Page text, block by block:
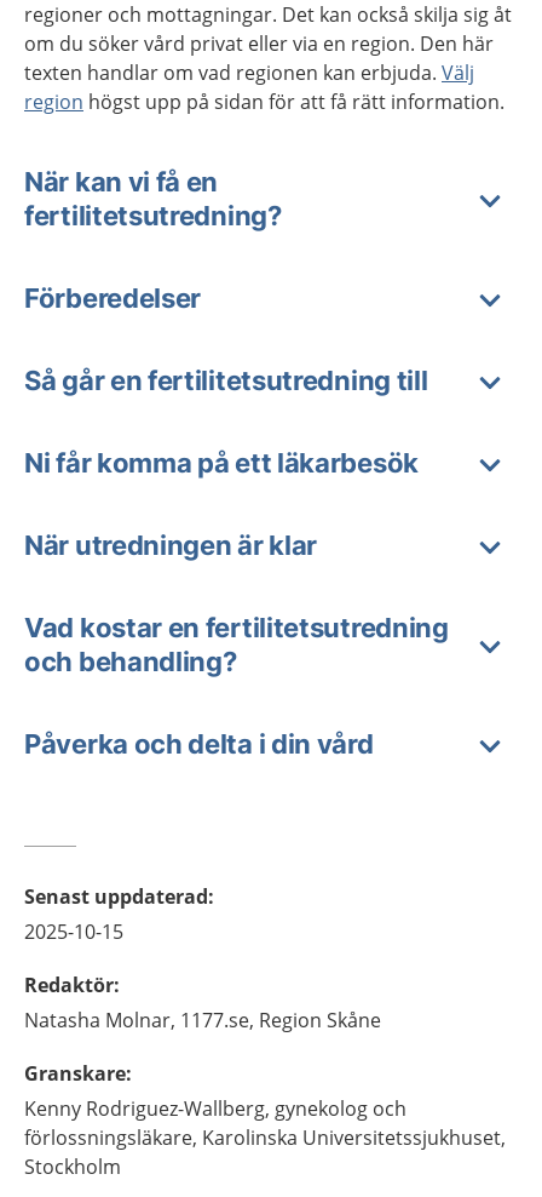
regioner och mottagningar. Det kan också skilja sig åt
om du söker vård privat eller via en region. Den här
texten handlar om vad regionen kan erbjuda. Välj
region högst upp på sidan för att få rätt information.
När kan vi få en
fertilitetsutredning?
Förberedelser
Så går en fertilitetsutredning till
Ni får komma på ett läkarbesök
När utredningen är klar
Vad kostar en fertilitetsutredning
och behandling?
Påverka och delta i din vård
Senast uppdaterad:
2025-10-15
Redaktör:
Natasha Molnar, 1177.se, Region Skåne
Granskare:
Kenny Rodriguez-Wallberg, gynekolog och
förlossningsläkare, Karolinska Universitetssjukhuset,
Stockholm